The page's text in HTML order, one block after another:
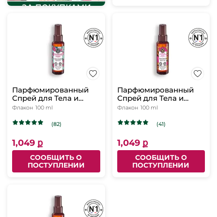
Парфюмированный
Спрей для Тела и
Волос «Малина &
100мл
Флакон 100 ml
(82)
1,049 ք
СООБЩИТЬ О
ПОСТУПЛЕНИИ
Парфюмированный
Спрей для Тела и
Волос «Аргания &
Флакон 100 ml
(41)
1,049 ք
СООБЩИТЬ О
ПОСТУПЛЕНИИ